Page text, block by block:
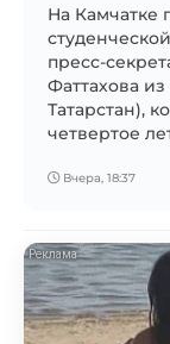
На Камчатке
пресс-
Фаттахова
Татарстан),
четвертое
Вчера, 18:37